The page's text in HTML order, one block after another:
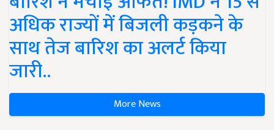
अधिक राज्यों में बिजली कड़कने के
साथ तेज बारिश का अलर्ट किया
जारी..
More News